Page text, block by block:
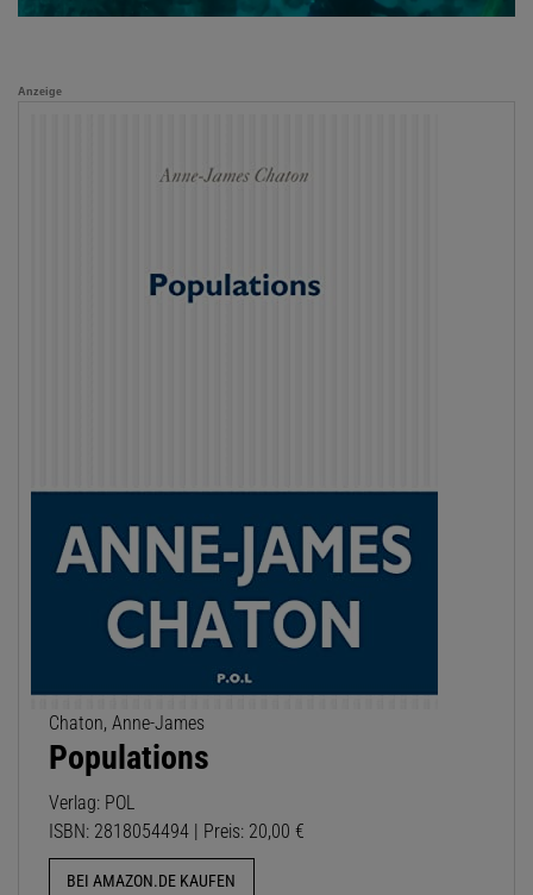
Anzeige
Chaton, Anne-James
Populations
Verlag: POL
ISBN: 2818054494 | Preis: 20,00 €
BEI AMAZON.DE KAUFEN